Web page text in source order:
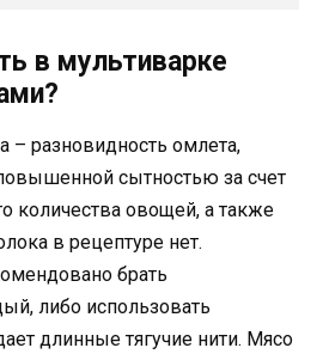
в мультиварке
– разновидность омлета,
сытностью за счет
количества овощей, а также
в рецептуре нет.
брать
либо использовать
длинные тягучие нити. Мясо